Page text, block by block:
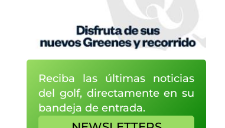
Reciba las últimas noticias
del golf, directamente en su
bandeja de entrada.